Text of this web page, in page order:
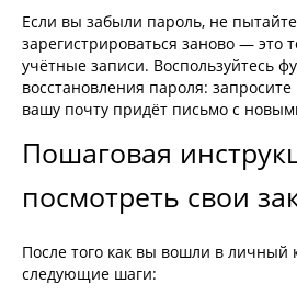
Если вы забыли пароль, не
зарегистрироваться заново — это
учётные записи. Воспользуйтесь
восстановления пароля:
вашу почту придёт письмо с
Пошаговая
посмотреть свои
После того как вы вошли в личный
следующие шаги: